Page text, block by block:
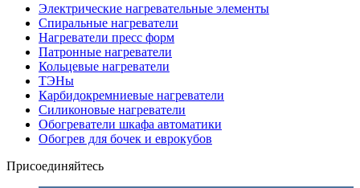
Электрические нагревательные элементы
Спиральные нагреватели
Нагреватели пресс форм
Патронные нагреватели
Кольцевые нагреватели
ТЭНы
Карбидокремниевые нагреватели
Силиконовые нагреватели
Обогреватели шкафа автоматики
Обогрев для бочек и еврокубов
Присоединяйтесь